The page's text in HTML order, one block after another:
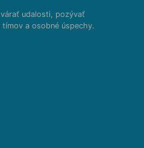
udalosti, pozývať
a osobné úspechy.